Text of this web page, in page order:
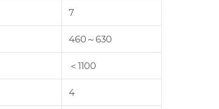
7
460～630
＜1100
4